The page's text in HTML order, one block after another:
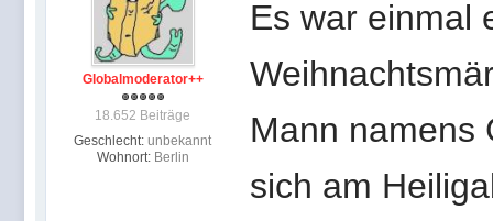
Globalmoderator++
18.652 Beiträge
Geschlecht: unbekannt
Wohnort: Berlin
Es war einmal
Mann namens
sich am